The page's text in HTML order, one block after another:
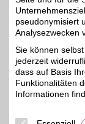
bis
OTTO
pseudonymisiert
Analysezwecken
Sie können
jederzeit
dass auf Basis
Funktionalitäten
Informationen